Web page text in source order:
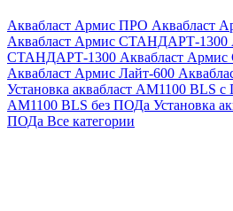
Аквабласт Армис ПРО Аквабласт
Аквабласт Армис СТАНДАРТ-1300
СТАНДАРТ-1300 Аквабласт
Аквабласт Армис Лайт-600
Установка аквабласт AM1100 BLS
AM1100 BLS без ПОДа Установка
ПОДа Все категории